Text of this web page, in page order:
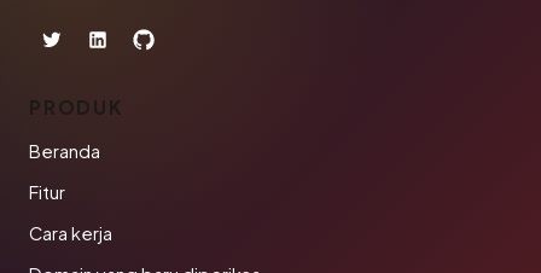
PRODUK
Beranda
Fitur
Cara kerja